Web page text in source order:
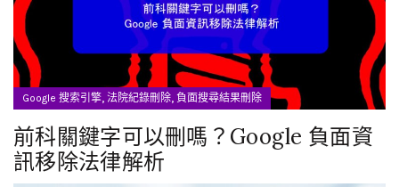
Google 搜索引擎, 法院紀錄刪除, 負面搜尋結果刪除
前科關鍵字可以刪嗎？Google 負面資
訊移除法律解析